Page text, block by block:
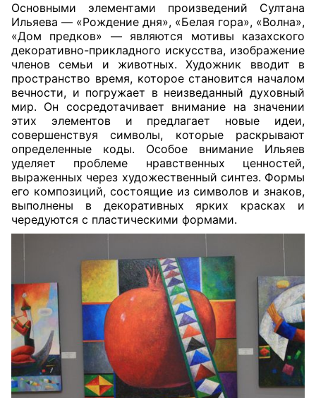
Основными элементами произведений Султана
Ильяева — «Рождение дня», «Белая гора», «Волна»,
«Дом предков» — являются мотивы казахского
декоративно-прикладного искусства, изображение
членов семьи и животных. Художник вводит в
пространство время, которое становится началом
вечности, и погружает в неизведанный духовный
мир. Он сосредотачивает внимание на значении
этих элементов и предлагает новые идеи,
совершенствуя символы, которые раскрывают
определенные коды. Особое внимание Ильяев
уделяет проблеме нравственных ценностей,
выраженных через художественный синтез. Формы
его композиций, состоящие из символов и знаков,
выполнены в декоративных ярких красках и
чередуются с пластическими формами.